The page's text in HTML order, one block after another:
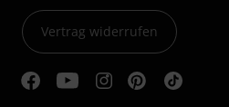
Vertrag widerrufen